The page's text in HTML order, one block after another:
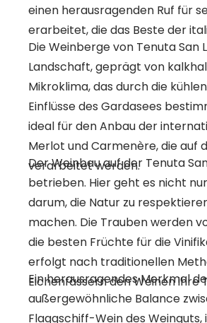
einen herausragenden Ruf für
erarbeitet, die das Beste der
Die Weinberge von Tenuta
Landschaft, geprägt von
Mikroklima, das durch die
Einflüsse des Gardasees
ideal für den Anbau der
Merlot und Carmenère, die auf
verarbeitet werden.
Der Weinbau auf der Tenuta
betrieben. Hier geht es nicht
darum, die Natur zu
machen. Die Trauben werden
die besten Früchte für die
erfolgt nach traditionellen
Eichenfässern den Weinen
Ein herausragendes Merkmal
außergewöhnliche Balance
Flaggschiff-Wein des